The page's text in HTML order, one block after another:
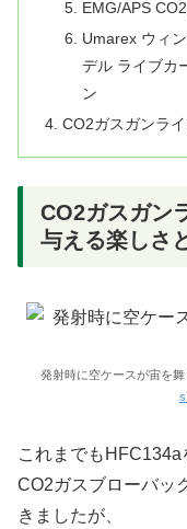
EMG/APS
Umarex ウィ
デル ライブカ
ン
CO2ガスガンラ
CO2ガスガン
与える楽しさ
発射時に空ケースが宙を
これまでも
CO2ガスブローバッ
きましたが、